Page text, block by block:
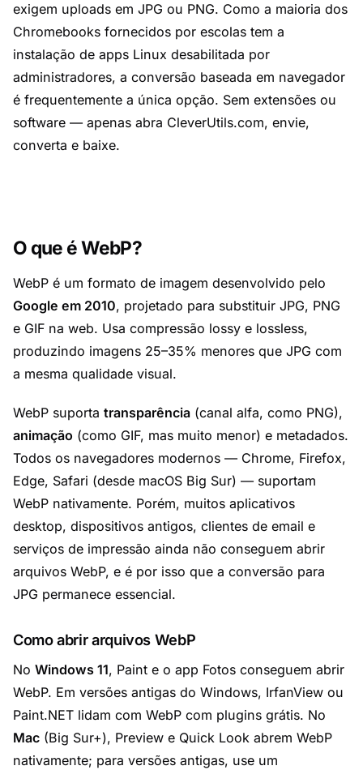
exigem uploads em JPG ou PNG. Como a maioria dos
Chromebooks fornecidos por escolas tem a
instalação de apps Linux desabilitada por
administradores, a conversão baseada em navegador
é frequentemente a única opção. Sem extensões ou
software — apenas abra CleverUtils.com, envie,
converta e baixe.
O que é WebP?
WebP é um formato de imagem desenvolvido pelo
Google em 2010, projetado para substituir JPG, PNG
e GIF na web. Usa compressão lossy e lossless,
produzindo imagens 25–35% menores que JPG com
a mesma qualidade visual.
WebP suporta transparência (canal alfa, como PNG),
animação (como GIF, mas muito menor) e metadados.
Todos os navegadores modernos — Chrome, Firefox,
Edge, Safari (desde macOS Big Sur) — suportam
WebP nativamente. Porém, muitos aplicativos
desktop, dispositivos antigos, clientes de email e
serviços de impressão ainda não conseguem abrir
arquivos WebP, e é por isso que a conversão para
JPG permanece essencial.
Como abrir arquivos WebP
No Windows 11, Paint e o app Fotos conseguem abrir
WebP. Em versões antigas do Windows, IrfanView ou
Paint.NET lidam com WebP com plugins grátis. No
Mac (Big Sur+), Preview e Quick Look abrem WebP
nativamente; para versões antigas, use um